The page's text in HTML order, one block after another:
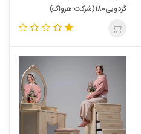
گردویی180(شرکت هرواک)